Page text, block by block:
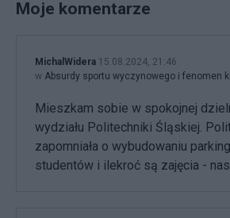
Moje komentarze
MichalWidera 15.08.2024, 21:46
w Absurdy sportu wyczynowego i fenomen
Mieszkam sobie w spokojnej
wydziału Politechniki Śląskiej.
zapomniała o wybudowaniu
studentów i ilekroć są zajęcia -